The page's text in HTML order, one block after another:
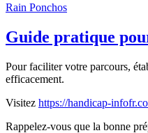
Rain Ponchos
Guide pratique
Pour faciliter votre parcours,
efficacement.
Visitez https://handicap-
Rappelez-vous que la bonne